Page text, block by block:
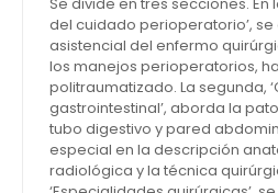
del cuidado perioperatorio’,
asistencial del enfermo
los manejos perioperatorios,
politraumatizado. La segunda,
gastrointestinal’, aborda la
tubo digestivo y pared
especial en la descripción
radiológica y la técnica